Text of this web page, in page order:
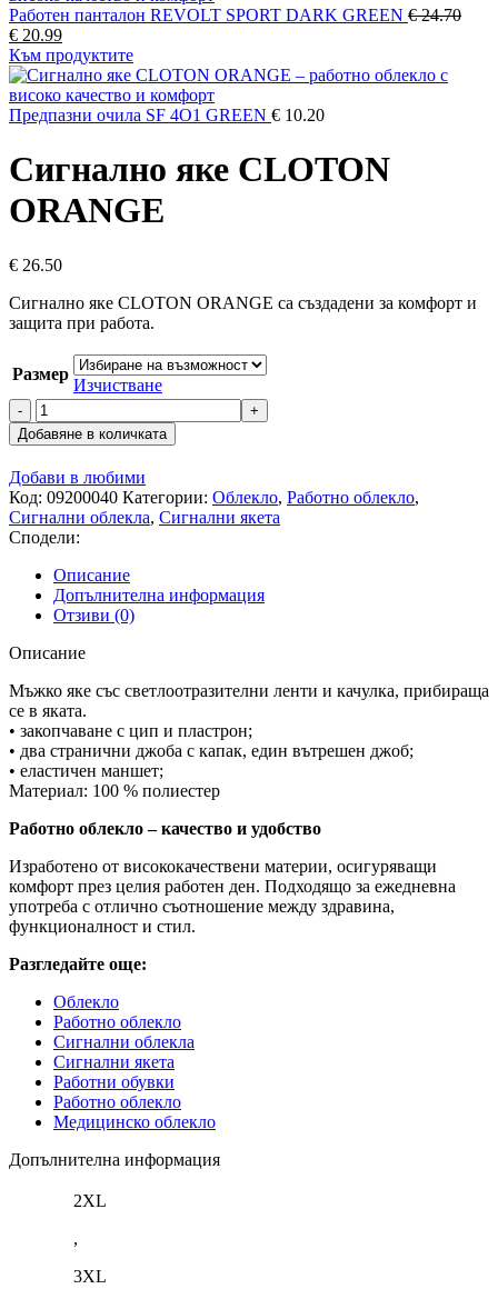
Работен панталон REVOLT SPORT DARK GREEN €24.70
Original
price
was:
€ 24.70.
€ 20.99Текущата
цена
е:
€ 20.99.
Към продуктите
Предпазни очила SF 4О1 GREEN € 10.20
Сигнално яке CLOTON
ORANGE
€ 26.50
Сигнално яке CLOTON ORANGE са създадени за комфорт и
защита при работа.
Размер
Изчистване
количество
за
Сигнално
яке
CLOTON
ORANGE
Добавяне в количката
Добави в любими
Код: 09200040 Категории: Облекло, Работно облекло,
Сигнални облекла, Сигнални якета
Сподели:
Описание
Допълнителна информация
Отзиви (0)
Описание
Мъжко яке със светлоотразителни ленти и качулка, прибираща
се в яката.
• закопчаване с цип и пластрон;
• два странични джоба с капак, един вътрешен джоб;
• еластичен маншет;
Материал: 100 % полиестер
Работно облекло – качество и удобство
Изработено от висококачествени материи, осигуряващи
комфорт през целия работен ден. Подходящо за ежедневна
употреба с отлично съотношение между здравина,
функционалност и стил.
Разгледайте още:
Облекло
Работно облекло
Сигнални облекла
Сигнални якета
Работни обувки
Работно облекло
Медицинско облекло
Допълнителна информация
2XL
,
3XL